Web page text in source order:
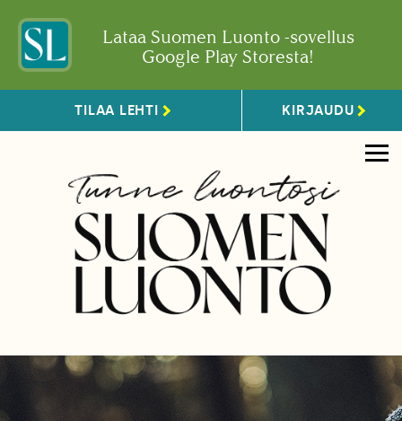
Lataa Suomen Luonto -sovellus
Google Play Storesta!
TILAA LEHTI KIRJAUDU